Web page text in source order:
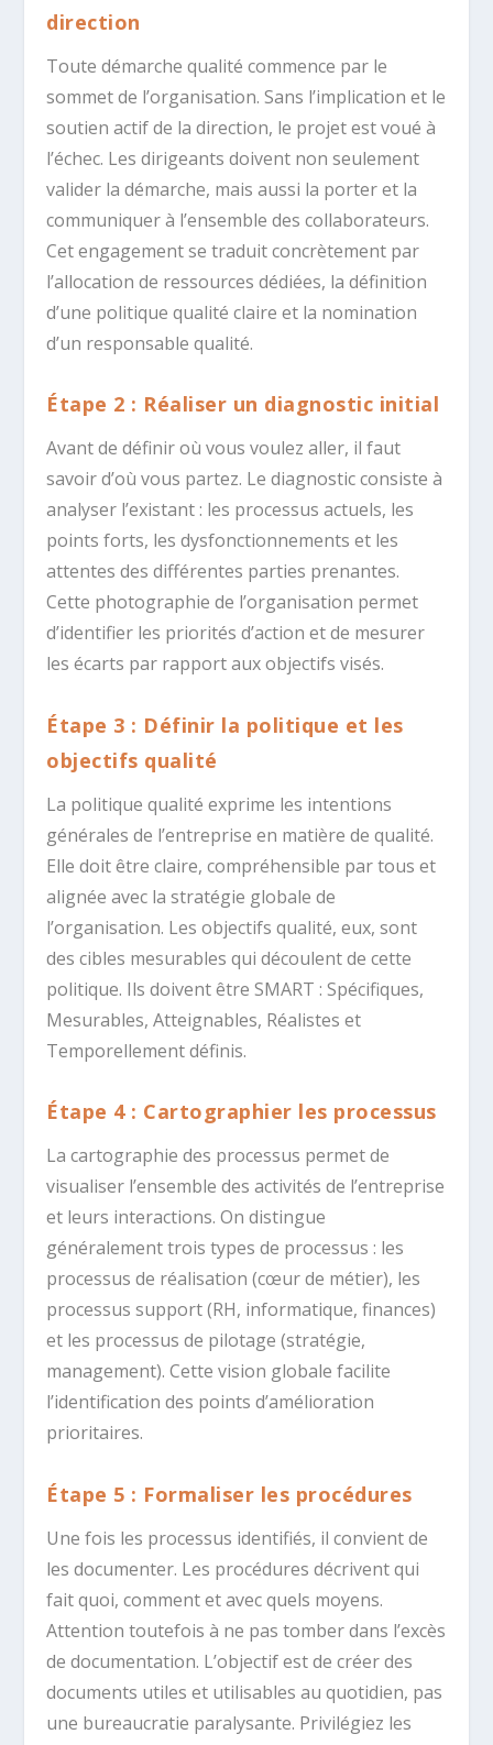
direction
Toute démarche qualité commence par le
sommet de l’organisation. Sans l’implication et le
soutien actif de la direction, le projet est voué à
l’échec. Les dirigeants doivent non seulement
valider la démarche, mais aussi la porter et la
communiquer à l’ensemble des collaborateurs.
Cet engagement se traduit concrètement par
l’allocation de ressources dédiées, la définition
d’une politique qualité claire et la nomination
d’un responsable qualité.
Étape 2 : Réaliser un diagnostic initial
Avant de définir où vous voulez aller, il faut
savoir d’où vous partez. Le diagnostic consiste à
analyser l’existant : les processus actuels, les
points forts, les dysfonctionnements et les
attentes des différentes parties prenantes.
Cette photographie de l’organisation permet
d’identifier les priorités d’action et de mesurer
les écarts par rapport aux objectifs visés.
Étape 3 : Définir la politique et les
objectifs qualité
La politique qualité exprime les intentions
générales de l’entreprise en matière de qualité.
Elle doit être claire, compréhensible par tous et
alignée avec la stratégie globale de
l’organisation. Les objectifs qualité, eux, sont
des cibles mesurables qui découlent de cette
politique. Ils doivent être SMART : Spécifiques,
Mesurables, Atteignables, Réalistes et
Temporellement définis.
Étape 4 : Cartographier les processus
La cartographie des processus permet de
visualiser l’ensemble des activités de l’entreprise
et leurs interactions. On distingue
généralement trois types de processus : les
processus de réalisation (cœur de métier), les
processus support (RH, informatique, finances)
et les processus de pilotage (stratégie,
management). Cette vision globale facilite
l’identification des points d’amélioration
prioritaires.
Étape 5 : Formaliser les procédures
Une fois les processus identifiés, il convient de
les documenter. Les procédures décrivent qui
fait quoi, comment et avec quels moyens.
Attention toutefois à ne pas tomber dans l’excès
de documentation. L’objectif est de créer des
documents utiles et utilisables au quotidien, pas
une bureaucratie paralysante. Privilégiez les